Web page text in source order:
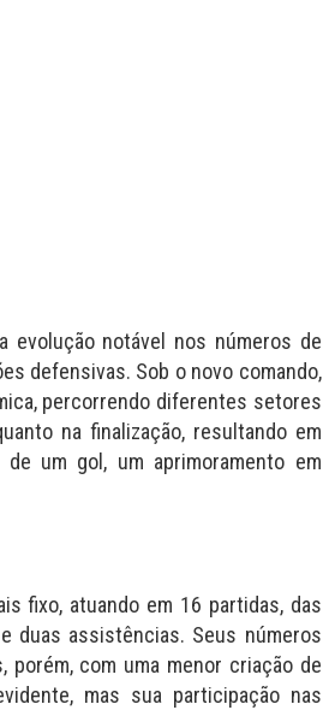
evolução notável nos números de
defensivas. Sob o novo comando,
percorrendo diferentes setores
na finalização, resultando em
um gol, um aprimoramento em
fixo, atuando em 16 partidas, das
duas assistências. Seus números
porém, com uma menor criação de
mas sua participação nas